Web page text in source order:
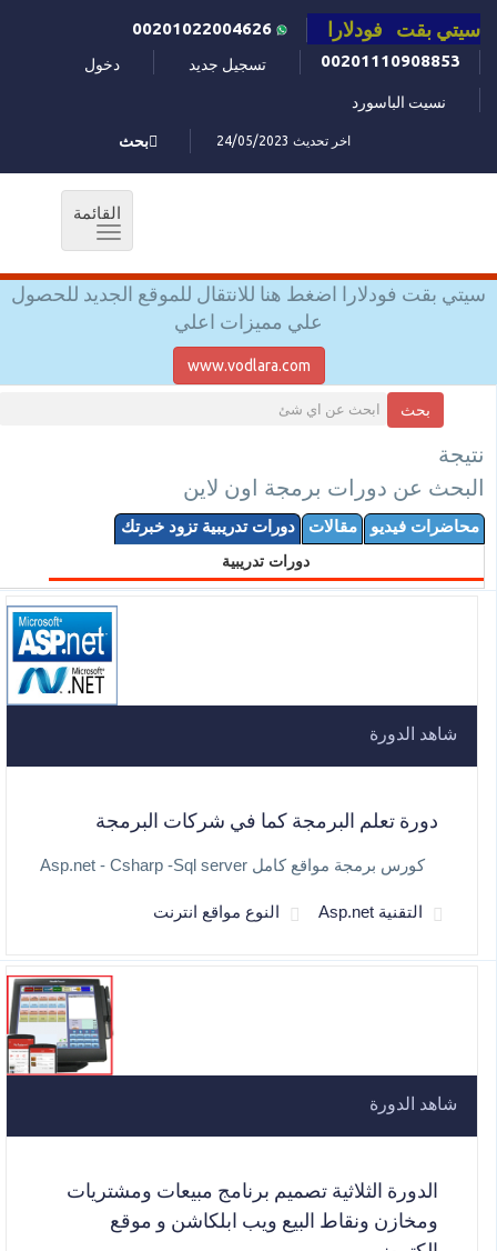
سيتي بقت فودلارا
00201110908853
تسجيل جديد دخول
نسيت الباسورد
اخر تحديث 24/05/2023 بحث
القائمة
Toggle
سيتي بقت فودلارا اضغط هنا للانتقال للموقع الجديد للحصول
علي مميزات اعلي
www.vodlara.com
بحث
نتيجة
البحث عن دورات برمجة اون لاين
محاضرات فيديو مقالات دورات تدريبية تزود خبرتك
دورات تدريبية
شاهد الدورة
دورة تعلم البرمجة كما في شركات البرمجة
كورس برمجة مواقع كامل Asp.net - Csharp -Sql server
التقنية Asp.net النوع مواقع انترنت
شاهد الدورة
الدورة الثلاثية تصميم برنامج مبيعات ومشتريات
ومخازن ونقاط البيع ويب ابلكاشن و موقع